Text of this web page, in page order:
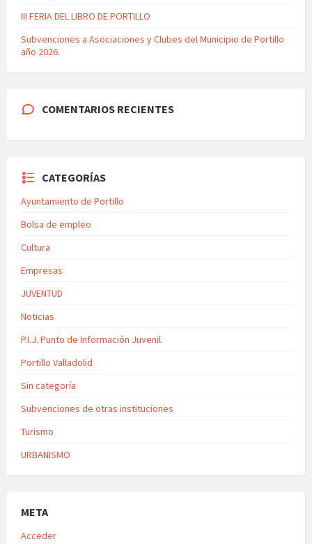
III FERIA DEL LIBRO DE PORTILLO
Subvenciones a Asociaciones y Clubes del Municipio de Portillo
año 2026.
COMENTARIOS RECIENTES
CATEGORÍAS
Ayuntamiento de Portillo
Bolsa de empleo
Cultura
Empresas
JUVENTUD
Noticias
P.I.J. Punto de Información Juvenil.
Portillo Valladolid
Sin categoría
Subvenciones de otras instituciones
Turismo
URBANISMO
META
Acceder